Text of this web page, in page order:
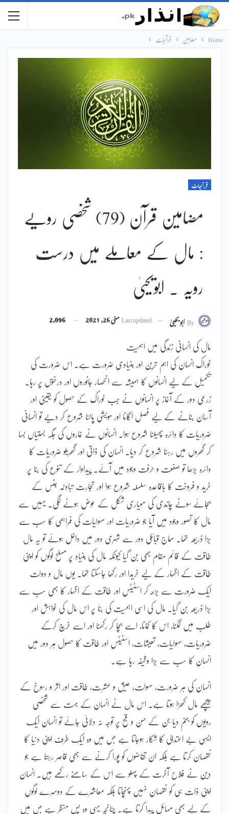
Home مضامین قرآنیات
قرآنیات
مضامین قرآن (79) شخصی رویے
: مال کے معاملے میں درست
رویہ ۔ ابویحییٰ
Byابویحییٰ Last updatedمئی 26, 2021
مال کی انسانی زندگی میں اہمیت
خوراک انسان کی اہم ترین اور بنیادی ضرورت ہے۔ اس ضرورت کی
تکمیل کے لیے انسانوں کا ہمیشہ سے انحصار جانوروں اور درختوں پر رہا۔
زرعی دور کے آغاز پر انسانوں نے جب خوراک کے حصول کو یقینی اور
آسان بنانے کے لیے فصل اگانا اور مویشی پالنا شروع کر دیے تو انسانی
ضروریات کا دائرہ پھیلنا شروع ہوا۔ انسانوں نے غاروں کی جگہ بستیاں بسا
کر گھروں میں رہنا شروع کر دیا۔ انسان کی ذاتی اور گھریلو ضروریات کا
دائرہ بڑھا تو صنعت و حرفت وجود میں آئے۔ پیداوار کے تنوع کی بنا پر
خرید و فروخت کا باقاعدہ سلسلہ شروع ہوا اور تجارت تبادلہ جنس کے
بجائے سونے چاندی کی معیاری شکل کے عوض ہونے لگی۔ یہیں سے
مال کا تصور وجود میں آیا جو ضروریات اور سہولیات کی فراہمی کا سب سے
بڑا ذریعہ تھا۔ سماج قبائلی دور سے شہری دور میں داخل ہوئے تو یہ مال
طاقت کے قائم مقام بھی بن گیا کیونکہ مال کی بنیاد پر مسلح لوگوں کو اپنی
طاقت کے اظہار کے لیے خریدا اور رکھا جاسکتا تھا۔ یوں مال و دولت
ایک ضرورت سے بڑھ کر اسٹیٹس اور طاقت کے اظہار کا بھی سب سے
بڑا ذریعہ بن گیا۔ مال کی اسی اہمیت کی بنا پر اس مال کی خواہش اور
طلب میں لگنا، اس کا کمانا، اسے بچا کر رکھنا اور اسے خرچ کرکے
ضروریات، سہولیات، تعیشات، اسٹیٹس اور طاقت کا حصول ہر دور میں
انسان کا سب سے بڑا وظیفہ رہا ہے۔
انسان کی ہر ضرورت، سہولت، عیش و عشرت، طاقت اور اثر و رسوخ کے
پیچھے مال کھڑا ہوتا ہے۔ اس مال نے انسان کے بہت سے شخصی
رویوں کو جنم دیا جن کے حسن و قبح پر توجہ نہ دلائی جائے تو انسان ایک
ایسی بے اعتدالی کا شکار ہوجاتا ہے جس میں وہ ایک طرف اپنی دنیا کا
نقصان کرتا ہے بلکہ ان تقاضوں کو پورا کرنے سے بھی قاصر رہتا ہے جو
دین نے فلاح آخرت کے پہلو سے اس کے سامنے رکھے ہیں۔ انسان
اپنی ذات ہی کو نقصان نہیں پہنچاتا بلکہ معاشرے کے دوسرے لوگوں
کے لیے بھی مسائل پیدا کرتا ہے۔ چنانچہ یہی وہ پس منظر ہے جس میں